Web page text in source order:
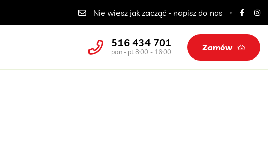
Catering dla szkół, przedszkoli i żłobków
Nie wiesz jak zacząć - napisz do nas
516 434 701
pon - pt 8:00 - 16:00 Zamów